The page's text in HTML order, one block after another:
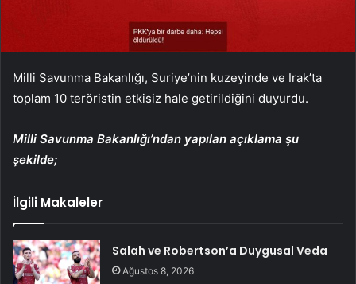
Milli Savunma Bakanlığı, Suriye’nin kuzeyinde ve Irak’ta
toplam 10 teröristin etkisiz hale getirildiğini duyurdu.
Milli Savunma Bakanlığı’ndan yapılan açıklama şu
şekilde;
İlgili Makaleler
Salah ve Robertson’a Duygusal Veda
Ağustos 8, 2026